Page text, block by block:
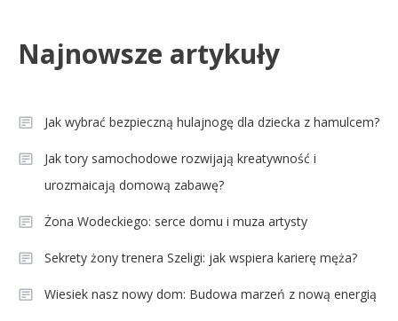
Najnowsze artykuły
Jak wybrać bezpieczną hulajnogę dla dziecka z hamulcem?
Jak tory samochodowe rozwijają kreatywność i
urozmaicają domową zabawę?
Żona Wodeckiego: serce domu i muza artysty
Sekrety żony trenera Szeligi: jak wspiera karierę męża?
Wiesiek nasz nowy dom: Budowa marzeń z nową energią